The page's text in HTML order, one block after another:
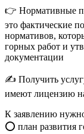
👉 Нормативные
это фактические
нормативов,
горных работ и
документации
✍️ Получить
имеют лицензию
К заявлению
⭕ план развития